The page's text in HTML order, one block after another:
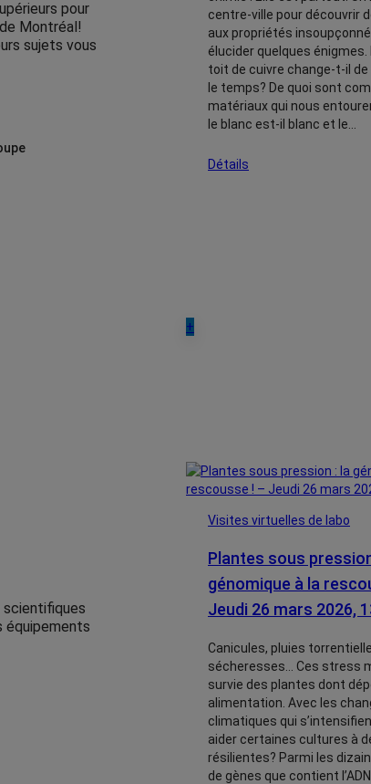
pour
Montréal!
sujets vous
centre-ville pour découvrir
aux propriétés
élucider quelques énigmes.
toit de cuivre change-t-il de
le temps? De quoi sont
matériaux qui nous
le blanc est-il blanc et le…
Détails
+
scientifiques
équipements
Visites virtuelles de labo
Plantes sous
génomique à la
Jeudi 26 mars 2026,
Canicules, pluies
sécheresses… Ces stress
survie des plantes dont
alimentation. Avec les
climatiques qui
aider certaines cultures à
résilientes? Parmi les
de gènes que contient l’ADN